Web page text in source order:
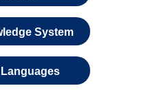
System